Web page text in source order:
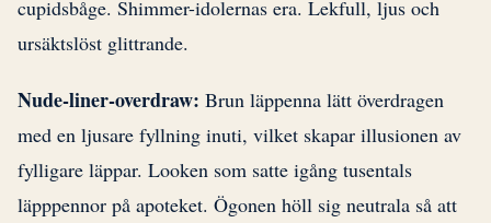
cupidsbåge. Shimmer-idolernas era. Lekfull, ljus och
ursäktslöst glittrande.
Nude-liner-overdraw: Brun läppenna lätt överdragen
med en ljusare fyllning inuti, vilket skapar illusionen av
fylligare läppar. Looken som satte igång tusentals
läpppennor på apoteket. Ögonen höll sig neutrala så att